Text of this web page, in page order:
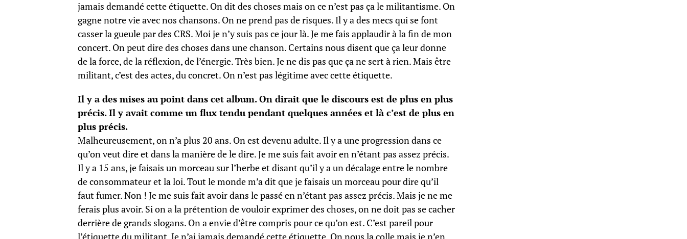
jamais demandé cette étiquette. On dit des choses mais on ce n’est pas ça le militantisme. On
gagne notre vie avec nos chansons. On ne prend pas de risques. Il y a des mecs qui se font
casser la gueule par des CRS. Moi je n’y suis pas ce jour là. Je me fais applaudir à la fin de mon
concert. On peut dire des choses dans une chanson. Certains nous disent que ça leur donne
de la force, de la réflexion, de l’énergie. Très bien. Je ne dis pas que ça ne sert à rien. Mais être
militant, c’est des actes, du concret. On n’est pas légitime avec cette étiquette.
Il y a des mises au point dans cet album. On dirait que le discours est de plus en plus
précis. Il y avait comme un flux tendu pendant quelques années et là c’est de plus en
plus précis.
Malheureusement, on n’a plus 20 ans. On est devenu adulte. Il y a une progression dans ce
qu’on veut dire et dans la manière de le dire. Je me suis fait avoir en n’étant pas assez précis.
Il y a 15 ans, je faisais un morceau sur l’herbe et disant qu’il y a un décalage entre le nombre
de consommateur et la loi. Tout le monde m’a dit que je faisais un morceau pour dire qu’il
faut fumer. Non ! Je me suis fait avoir dans le passé en n’étant pas assez précis. Mais je ne me
ferais plus avoir. Si on a la prétention de vouloir exprimer des choses, on ne doit pas se cacher
derrière de grands slogans. On a envie d’être compris pour ce qu’on est. C’est pareil pour